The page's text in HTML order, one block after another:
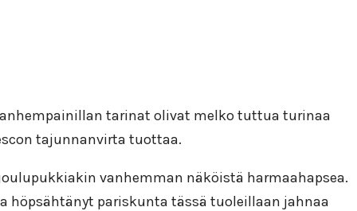
tarinat olivat melko tuttua turinaa
tajunnanvirta tuottaa.
vanhemman näköistä harmaahapsea.
höpsähtänyt pariskunta tässä tuoleillaan jahnaa